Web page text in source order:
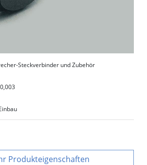
Steckverbinder und Zubehör
0,003
Produkteigenschaften